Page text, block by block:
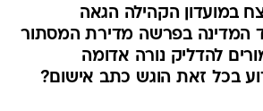
במועדון הקהילה הגאה
המדינה בפרשה מדירת המסתור
להדליק נורה אדומה
בכל זאת הוגש כתב אישום?